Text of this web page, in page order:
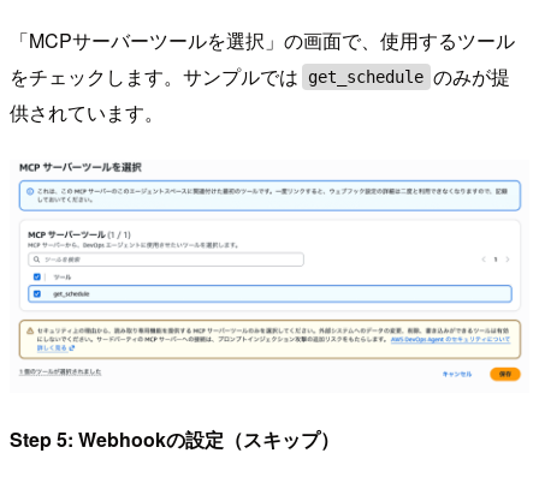
「MCPサーバーツールを選択」の画面で、使用するツール
をチェックします。サンプルでは
get_schedule のみが提
供されています。
Step 5: Webhookの設定（スキップ）